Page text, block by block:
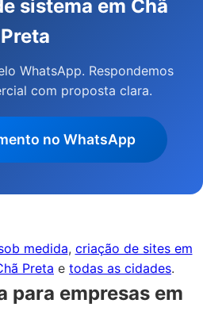
sistema em Chã
Preta
WhatsApp. Respondemos
com proposta clara.
no WhatsApp
medida, criação de sites em
Preta e todas as cidades.
para empresas em